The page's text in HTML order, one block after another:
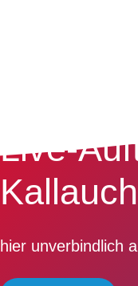
Live-
hier unverbindlich